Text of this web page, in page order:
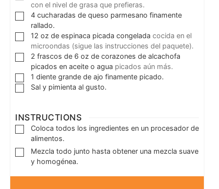
con el nivel de grasa que prefieras.
4 cucharadas de queso parmesano finamente
rallado.
12 oz de espinaca picada congelada cocida en el
microondas (sigue las instrucciones del paquete).
2 frascos de 6 oz de corazones de alcachofa
picados en aceite o agua picados aún más.
1 diente grande de ajo finamente picado.
Sal y pimienta al gusto.
INSTRUCTIONS
Coloca todos los ingredientes en un procesador de
alimentos.
Mezcla todo junto hasta obtener una mezcla suave
y homogénea.